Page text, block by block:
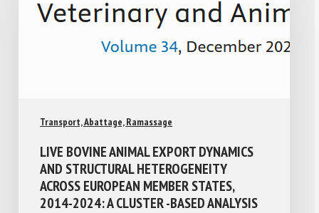
Transport, Abattage, Ramassage
LIVE BOVINE ANIMAL EXPORT DYNAMICS
AND STRUCTURAL HETEROGENEITY
ACROSS EUROPEAN MEMBER STATES,
2014-2024: A CLUSTER -BASED ANALYSIS